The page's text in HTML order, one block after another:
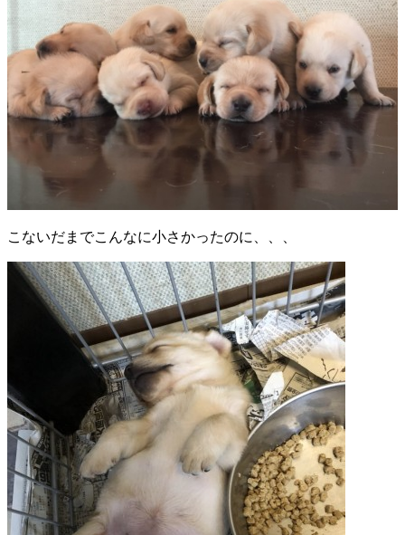
こないだまでこんなに小さかったのに、、、